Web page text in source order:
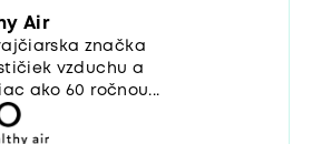
Air
značka
vzduchu a
ako 60 ročnou...